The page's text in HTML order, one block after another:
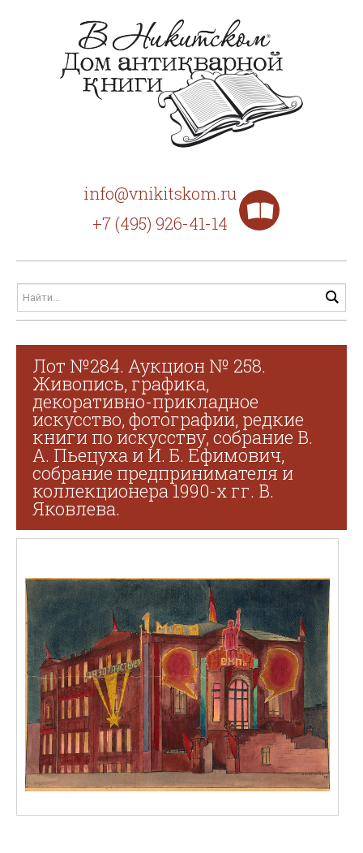
info@vnikitskom.ru
+7 (495) 926-41-14
Лот №284. Аукцион № 258.
Живопись, графика,
декоративно-прикладное
искусство, фотографии, редкие
книги по искусству, собрание В.
А. Пьецуха и И. Б. Ефимович,
собрание предпринимателя и
коллекционера 1990-х гг. В.
Яковлева.